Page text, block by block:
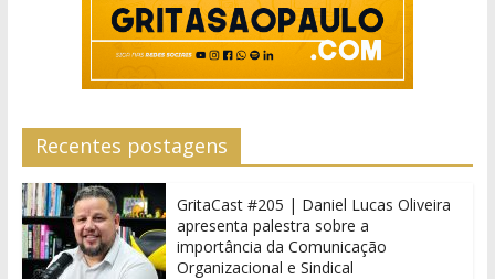
Recentes postagens
GritaCast #205 | Daniel Lucas Oliveira
apresenta palestra sobre a
importância da Comunicação
Organizacional e Sindical